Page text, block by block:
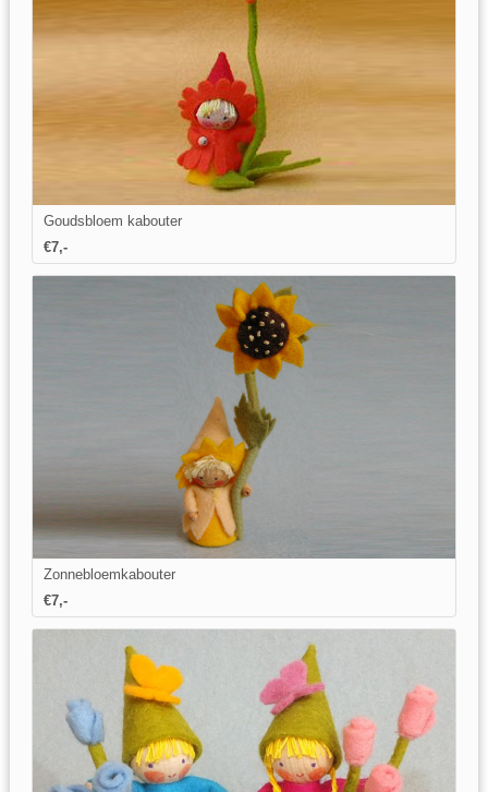
Goudsbloem kabouter
€7,-
Zonnebloemkabouter
€7,-